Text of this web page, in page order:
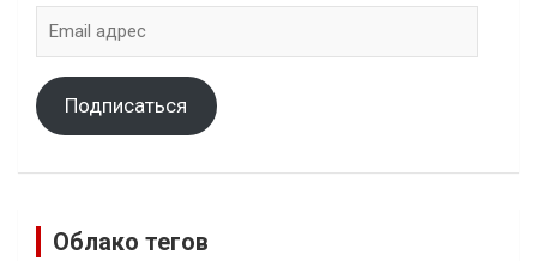
адрес
Подписаться
Облако тегов